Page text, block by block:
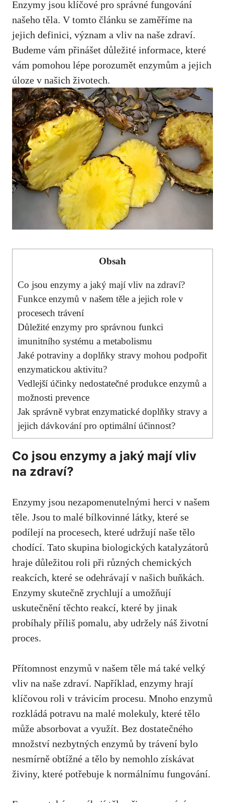
Enzymy jsou klíčové pro správné fungování
našeho těla. V tomto článku se zaměříme na
jejich definici, význam a vliv na naše zdraví.
Budeme vám přinášet důležité informace, které
vám pomohou lépe porozumět enzymům a jejich
úloze v našich životech.
Obsah
Co jsou enzymy a jaký mají vliv na zdraví?
Funkce enzymů v našem těle a jejich role v
procesech trávení
Důležité enzymy pro správnou funkci
imunitního systému a metabolismu
Jaké potraviny a doplňky stravy mohou podpořit
enzymatickou aktivitu?
Vedlejší účinky nedostatečné produkce enzymů a
možnosti prevence
Jak správně vybrat enzymatické doplňky stravy a
jejich dávkování pro optimální účinnost?
Co jsou enzymy a jaký mají vliv
na zdraví?
Enzymy jsou nezapomenutelnými herci v našem
těle. Jsou to malé bílkovinné látky, které se
podílejí na procesech, které udržují naše tělo
chodící. Tato skupina biologických katalyzátorů
hraje důležitou roli při různých chemických
reakcích, které se odehrávají v našich buňkách.
Enzymy skutečně zrychlují a umožňují
uskutečnění těchto reakcí, které by jinak
probíhaly příliš pomalu, aby udržely náš životní
proces.
Přítomnost enzymů v našem těle má také velký
vliv na naše zdraví. Například, enzymy hrají
klíčovou roli v trávicím procesu. Mnoho enzymů
rozkládá potravu na malé molekuly, které tělo
může absorbovat a využít. Bez dostatečného
množství nezbytných enzymů by trávení bylo
nesmírně obtížné a tělo by nemohlo získávat
živiny, které potřebuje k normálnímu fungování.